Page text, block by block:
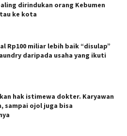
dirindukan orang Kebumen
ke kota
Rp100 miliar lebih baik “disulap”
daripada usaha yang ikuti
hak istimewa dokter. Karyawan
sampai ojol juga bisa